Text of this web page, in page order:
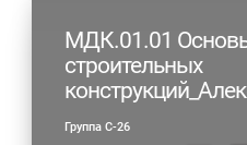
МДК.01.01
строительных
Группа С-26